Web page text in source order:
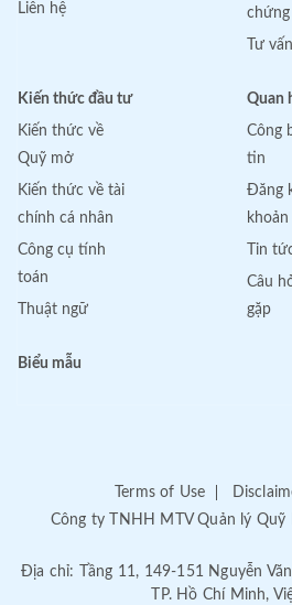
Liên hệ
chứng
Tư
Kiến thức đầu tư
Kiến thức về
Quỹ mở
Kiến thức về tài
chính cá nhân
Công cụ tính
toán
Thuật ngữ
Quan
Công
tin
Đăng
khoản
Tin
Câu
gặp
Biểu mẫu
Terms of Use
Công ty TNHH MTV Quản lý Quỹ
Địa chỉ: Tầng 11, 149-151 Nguyễn
TP. Hồ Chí Minh,